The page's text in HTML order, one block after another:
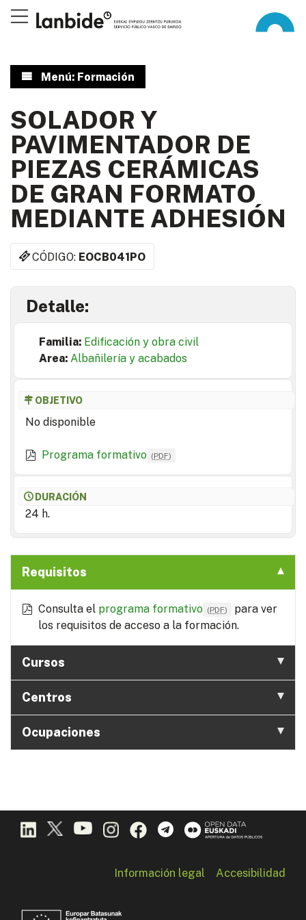
Menú: Formación
SOLADOR Y
PAVIMENTADOR DE
PIEZAS CERÁMICAS
DE GRAN FORMATO
MEDIANTE ADHESIÓN
CÓDIGO: EOCB041PO
Detalle:
Familia: Edificación y obra civil
Area: Albañilería y acabados
OBJETIVO
No disponible
Programa formativo (PDF)
DURACIÓN
24 h.
Requisitos
Consulta el programa formativo (PDF)
para ver
los requisitos de acceso a la formación.
Cursos
Centros
Ocupaciones
Información legal Accesibilidad